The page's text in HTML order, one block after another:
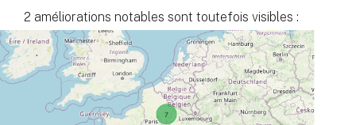
2 améliorations notables sont toutefois visibles :